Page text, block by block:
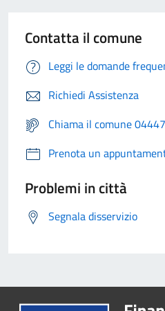
Contatta il comune
Leggi le domande
Richiedi Assistenza
Chiama il comune
Prenota un
Problemi in città
Segnala disservizio